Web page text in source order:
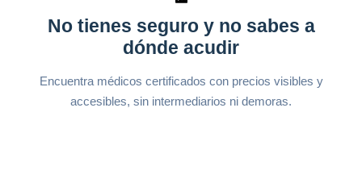
No tienes seguro y no sabes a
dónde acudir
Encuentra médicos certificados con precios visibles y
accesibles, sin intermediarios ni demoras.